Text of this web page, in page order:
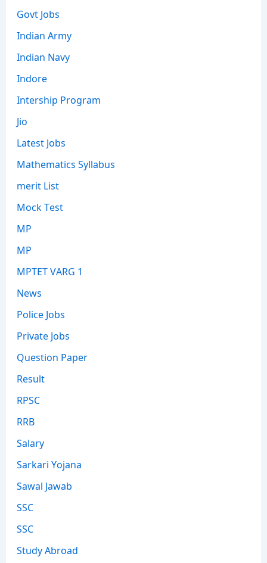
Govt Jobs
Indian Army
Indian Navy
Indore
Intership Program
Jio
Latest Jobs
Mathematics Syllabus
merit List
Mock Test
MP
MP
MPTET VARG 1
News
Police Jobs
Private Jobs
Question Paper
Result
RPSC
RRB
Salary
Sarkari Yojana
Sawal Jawab
SSC
SSC
Study Abroad